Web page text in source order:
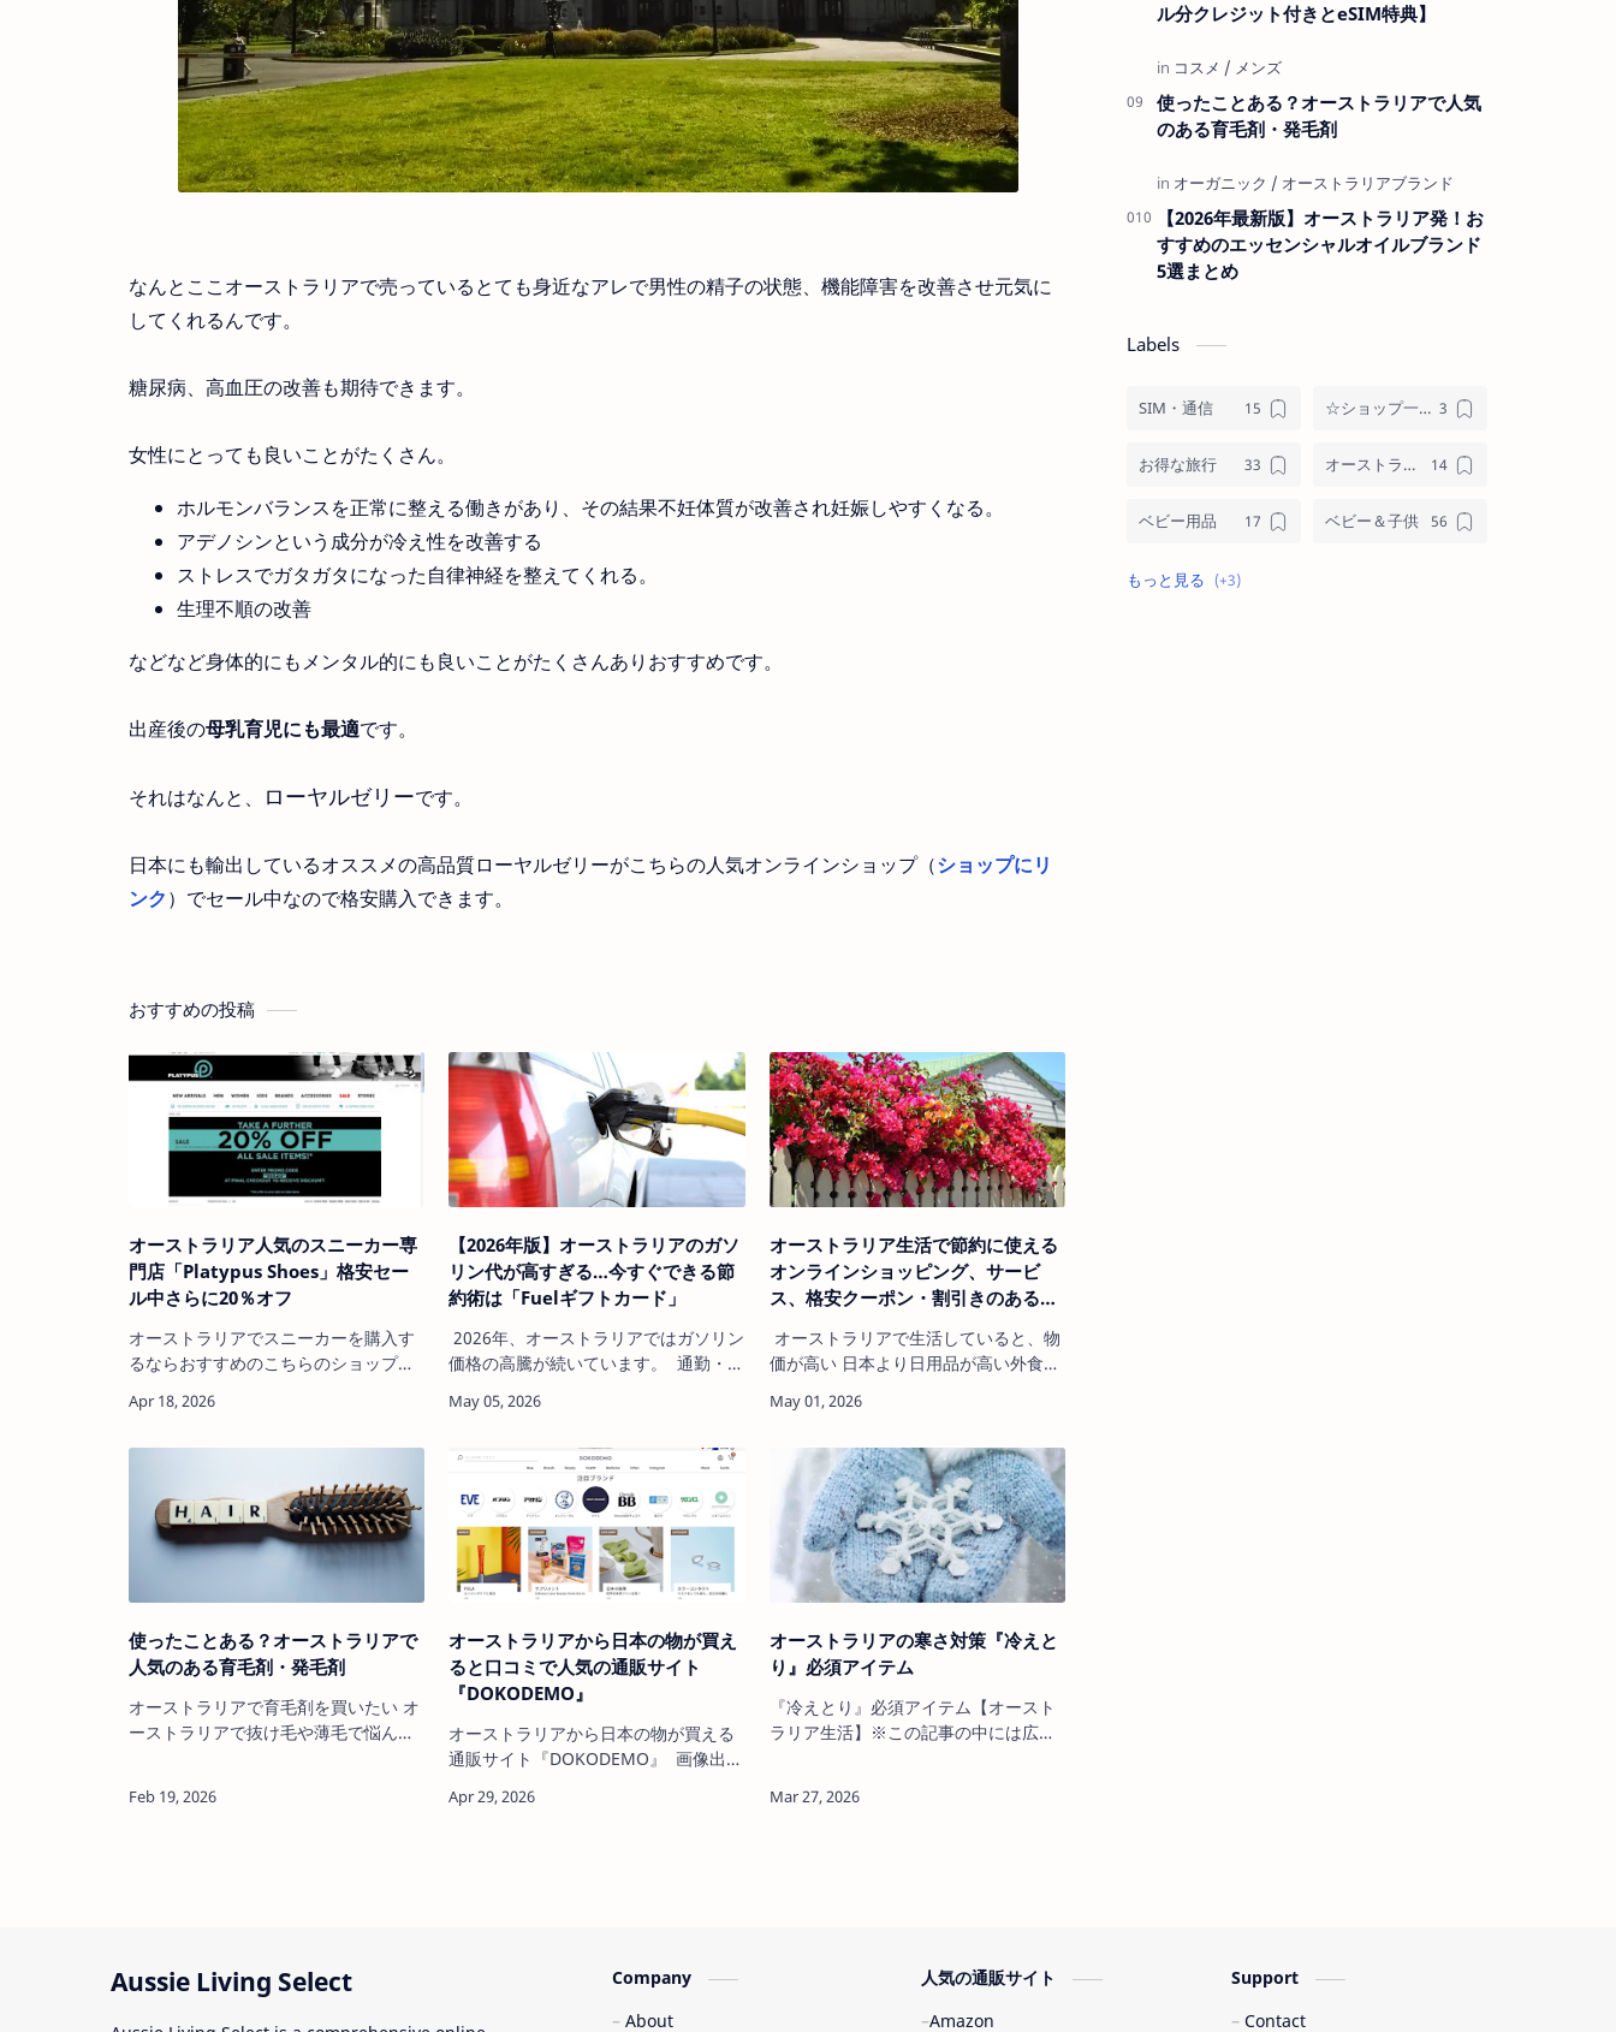
なんとここオーストラリアで売っているとても身近なアレで男性の精子の状態、機能障害を改善させ元気に
してくれるんです。
糖尿病、高血圧の改善も期待できます。
女性にとっても良いことがたくさん。
ホルモンバランスを正常に整える働きがあり、その結果不妊体質が改善され妊娠しやすくなる。
アデノシンという成分が冷え性を改善する
ストレスでガタガタになった自律神経を整えてくれる。
生理不順の改善
などなど身体的にもメンタル的にも良いことがたくさんありおすすめです。
出産後の母乳育児にも最適です。
それはなんと、 ローヤルゼリーです。
日本にも輸出しているオススメの高品質ローヤルゼリーがこちらの人気オンラインショップ（ショップにリ
ンク）でセール中なので格安購入できます。
おすすめの投稿
オーストラリア人気のスニーカー専
門店「Platypus Shoes」格安セー
ル中さらに20％オフ
オーストラリアでスニーカーを購入す
るならおすすめのこちらのショップ
のブランドスニーカー、ナイキ、ニュ
女性用、子供用サイズも幅広く揃って
います。 オーストラリアの最新お得情
報！ オンラインショップで今なら格
安！スニーカーセール品の値段から…
【2026年版】オーストラリアのガソ
リン代が高すぎる…今すぐできる節
約術は「Fuelギフトカード」
2026年、オーストラリアではガソリン
価格の高騰が続いています。 通勤・送
そ、「毎月の燃料代が地味にきつ
ている方は多いはずです。 そこで
今、注目されているのが、Fuelギフト
カードを活用した節約方法。※この記
事の中には広告や…
オーストラリア生活で節約に使える
オンラインショッピング、サービ
ス、格安クーポン・割引きのある便
オーストラリアで生活していると、物
価が高い 日本より日用品が高い外食・
です。ただし結論から言うと、 正しい
できます。この記事では、2026年最新
の情報として「実際に使える＋日本人
に相性が良い」節約方法だけを厳選し
て解説します。 ※この記事の中には広
告やアフ…
使ったことある？オーストラリアで
人気のある育毛剤・発毛剤
オーストラリアで育毛剤を買いたい オ
ーストラリアで抜け毛や薄毛で悩んで
か？ 『日本では"リアップ"を使ってい
オーストラリアから日本の物が買え
ると口コミで人気の通販サイト
『DOKODEMO』
オーストラリアから日本の物が買える
通販サイト『DOKODEMO』 画像出典
人気の通販サイトがこちらの
オーストラリアの寒さ対策『冷えと
り』必須アイテム
『冷えとり』必須アイテム【オースト
ラリア生活】※この記事の中には広告
Policy と Privacy Policy を参照くださ
ル分クレジット付きとeSIM特典】
使ったことある？オーストラリアで人気
のある育毛剤・発毛剤
【2026年最新版】オーストラリア発！お
すすめのエッセンシャルオイルブランド
5選まとめ
Labels
SIM・通信 ☆ショップ一覧☆
お得な旅行 オーストラリアブランド
ベビー用品 ベビー＆子供
メンズ
Aussie Living Select
Company
About
人気の通販サイト
Amazon
Support
Contact